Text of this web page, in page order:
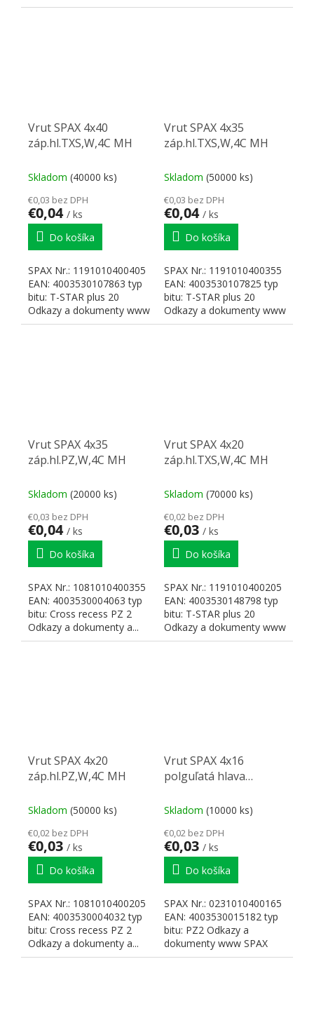
SPAX
Vrut SPAX 4x40
záp.hl.TXS,W,4C MH
Skladom (40000 ks)
€0,03 bez DPH
€0,04 / ks
Do košíka
SPAX Nr.: 1191010400405
EAN: 4003530107863 typ
bitu: T-STAR plus 20
Odkazy a dokumenty www
SPAX
Vrut SPAX 4x35
záp.hl.TXS,W,4C MH
Skladom (50000 ks)
€0,03 bez DPH
€0,04 / ks
Do košíka
SPAX Nr.: 1191010400355
EAN: 4003530107825 typ
bitu: T-STAR plus 20
Odkazy a dokumenty www
SPAX
Vrut SPAX 4x35
záp.hl.PZ,W,4C MH
Skladom (20000 ks)
€0,03 bez DPH
€0,04 / ks
Do košíka
SPAX Nr.: 1081010400355
EAN: 4003530004063 typ
bitu: Cross recess PZ 2
Odkazy a dokumenty a...
Vrut SPAX 4x20
záp.hl.TXS,W,4C MH
Skladom (70000 ks)
€0,02 bez DPH
€0,03 / ks
Do košíka
SPAX Nr.: 1191010400205
EAN: 4003530148798 typ
bitu: T-STAR plus 20
Odkazy a dokumenty www
SPAX
Vrut SPAX 4x20
záp.hl.PZ,W,4C MH
Skladom (50000 ks)
€0,02 bez DPH
€0,03 / ks
Do košíka
SPAX Nr.: 1081010400205
EAN: 4003530004032 typ
bitu: Cross recess PZ 2
Odkazy a dokumenty a...
Vrut SPAX 4x16
polguľatá hlava
Skladom (10000 ks)
€0,02 bez DPH
€0,03 / ks
Do košíka
SPAX Nr.: 0231010400165
EAN: 4003530015182 typ
bitu: PZ2 Odkazy a
dokumenty www SPAX